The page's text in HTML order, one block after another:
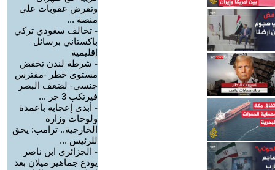
وتفرض عقوبات على
منصة ...
- تحالف سعودي تركي
باكستاني برسائل
إقليمية
- شرطة لندن تخفض
مستوى خطر -مفترس
جنسي- لضعف البصر
فيرتكب 3 جر ...
- أبدى إعجابه بأعمدة
ولوحات وزارة
الخارجية.. ترامب: يحق
للرئيس ...
- الجزائري ابن ناصر
يودع جماهير ميلان بعد